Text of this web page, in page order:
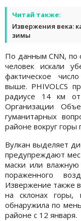
Читай также:
Извержения века:
зимы
По данным CNN, по
человек искали
фактическое
выше. PHIVOLCS
радиусе 14 км от
Организации
гуманитарных
районе вокруг горы
Вулкан выделяет
предупреждают
маски или
пораженного
Извержение также
на склонах горы,
обнаружила по
районе с 12 января.